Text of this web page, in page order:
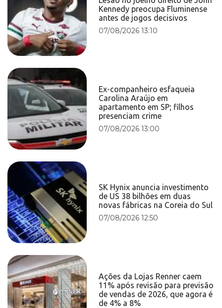
Kennedy preocupa Fluminense
antes de jogos decisivos
07/08/2026 13:10
Ex-companheiro esfaqueia
Carolina Araújo em
apartamento em SP; filhos
presenciam crime
07/08/2026 13:00
SK Hynix anuncia investimento
de US 38 bilhões em duas
novas fábricas na Coreia do Sul
07/08/2026 12:50
Ações da Lojas Renner caem
11% após revisão para previsão
de vendas de 2026, que agora é
de 4% a 8%